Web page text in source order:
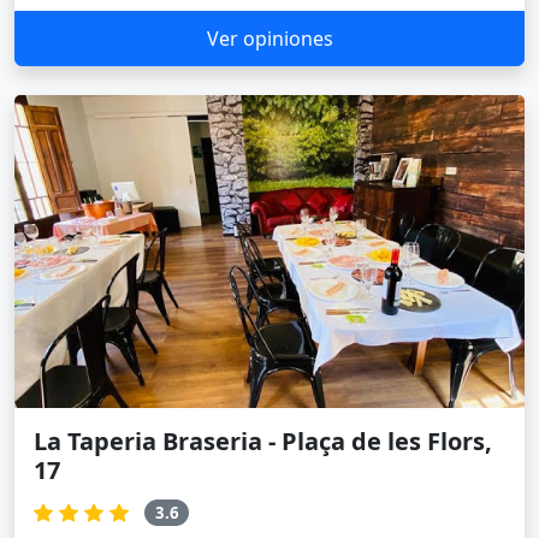
Ver opiniones
La Taperia Braseria - Plaça de les Flors,
17
3.6